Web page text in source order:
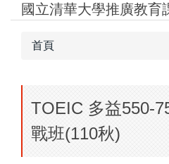
國立清華大學推廣教育
首頁
TOEIC 多益550-
戰班(110秋)